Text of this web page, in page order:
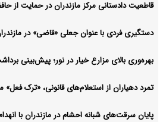
قاطعیت دادستانی مرکز مازندران در حمایت از
دستگیری فردی با عنوان جعلی «قاضی» در
بهره‌وری بالای مزارع خیار در نور؛ پیش‌بینی برداشت ۴۰ تن
تمرد دهیاران از استعلام‌های قانونی، «ترک
پایان سرقت‌های شبانه احشام در مازندران با انهدام